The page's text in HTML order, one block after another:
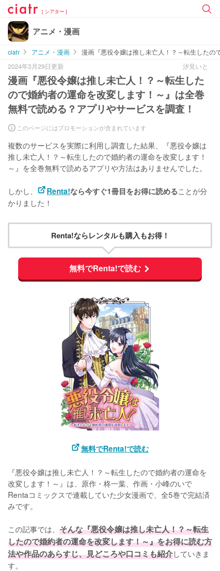
[ シアター ]
アニメ・漫画
ciatr アニメ・漫画
漫画『悪役令嬢は推し未亡人！？～転生した
2024年3月29日更新
汐見いと
漫画『悪役令嬢は推し未亡人！？～転生した
ので婚約者の運命を改変します！～』は全巻
無料で読める？アプリやサービスを調査！
このページにはプロモーションが含まれています
複数のサービスを実際に利用し調査した結果、『悪役令嬢は
推し未亡人！？～転生したので婚約者の運命を改変します！
～』を全巻無料で読めるアプリや方法はありませんでした。
しかし、 Renta!なら今すぐ1冊目をお得に読めることが分
かりました！
Renta!ならレンタルも購入もお得！
無料でRenta!で読む
無料でRenta!で読む
『悪役令嬢は推し未亡人！？～転生したので婚約者の運命を
改変します！～』は、原作・柊一葉、作画・小峰のいで
Rentaコミックスで連載していた少女漫画で、全5巻で完結済
みです。
この記事では、 そんな『悪役令嬢は推し未亡人！？～転生
したので婚約者の運命を改変します！～』をお得に読む方
法や作品のあらすじ、見どころや口コミも紹介していきま
す。